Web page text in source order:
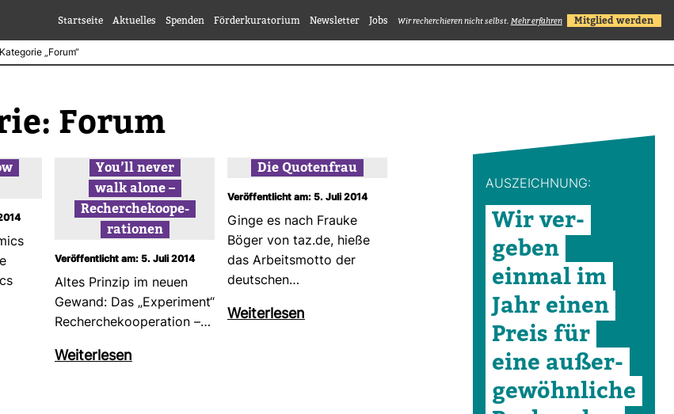
Startseite Aktuelles Spenden Förderkuratorium Newsletter Jobs Wir recherchieren nicht selbst. Mehr erfahren Mitglied werden
Kategorie „Forum“
Forum
You’ll never
walk alone –
Recher­che­ko­ope­
ra­tionen
Veröffentlicht am: 5. Juli 2014
Altes Prinzip im neuen
Gewand: Das „Expe­ri­ment“
Recher­che­ko­ope­ra­tion –…
Wei­ter­lesen
Die Quo­ten­frau
Veröffentlicht am: 5. Juli 2014
Ginge es nach Frauke
Böger von taz.de, hieße
das Arbeits­motto der
deut­schen…
Wei­ter­lesen
AUS­ZEICH­NUNG:
Wir ver­
geben
einmal im
Jahr einen
Preis für
eine außer­
ge­wöhn­liche